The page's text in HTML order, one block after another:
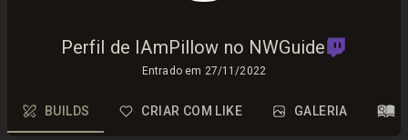
Perfil de IAmPillow no NWGuide
Entrado em 27/11/2022
BUILDS CRIAR COM LIKE GALERIA